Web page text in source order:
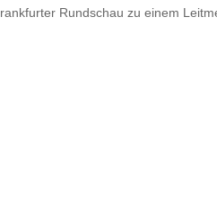
Rundschau zu einem